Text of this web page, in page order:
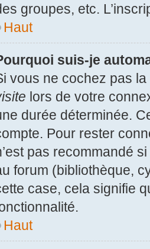
groupes, etc.
Haut
suis-je
vous ne cochez pas
lors de votre
durée déterminée.
Pour rester
pas recommandé
forum (bibliothèque,
case, cela signifie
Haut